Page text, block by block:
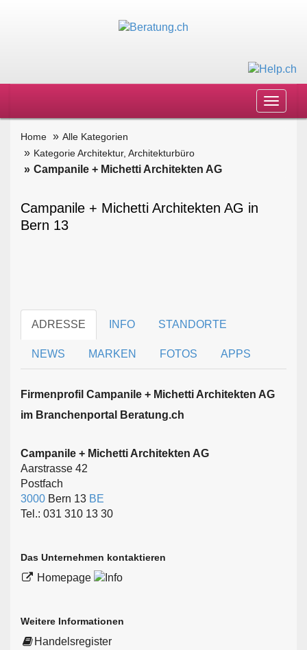
Toggle
Home
Alle Kategorien
Kategorie Architektur, Architekturbüro
Campanile + Michetti Architekten AG
Campanile + Michetti Architekten AG in
Bern 13
ADRESSE INFO STANDORTE
NEWS MARKEN FOTOS APPS
Firmen­profil Campanile + Michetti Architekten AG
im Branchen­portal Beratung.ch
Campanile + Michetti Architekten AG
Aarstrasse 42
Postfach
3000 Bern 13 BE
Tel.: 031 310 13 30
Das Unternehmen kontaktieren
Homepage
Weitere Informationen
Handelsregister